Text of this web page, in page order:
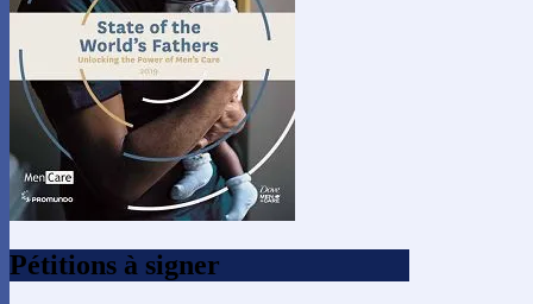
Pétitions à signer